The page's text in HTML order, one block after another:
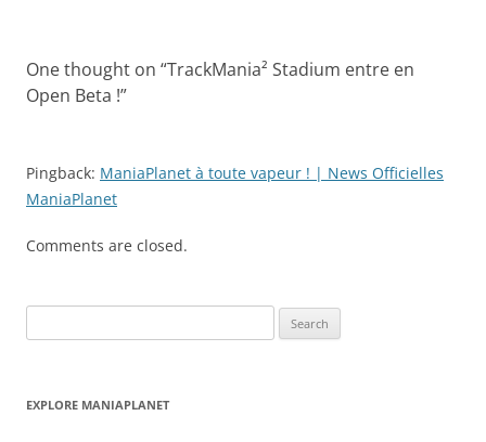
One thought on “TrackMania² Stadium entre en
Open Beta !”
Pingback: ManiaPlanet à toute vapeur ! | News Officielles
ManiaPlanet
Comments are closed.
for:
EXPLORE MANIAPLANET